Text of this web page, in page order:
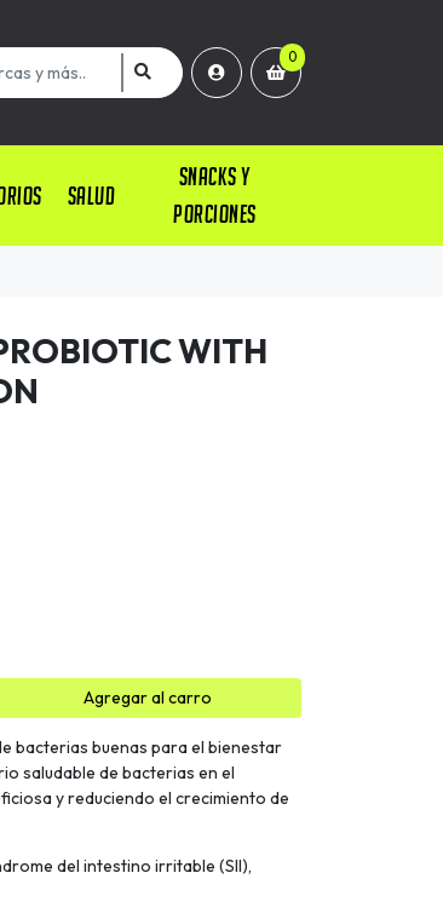
0
SALUD
SNACKS Y
PORCIONES
WITH
Agregar al carro
bacterias buenas para el bienestar
saludable de bacterias en el
y reduciendo el crecimiento de
del intestino irritable (SII),